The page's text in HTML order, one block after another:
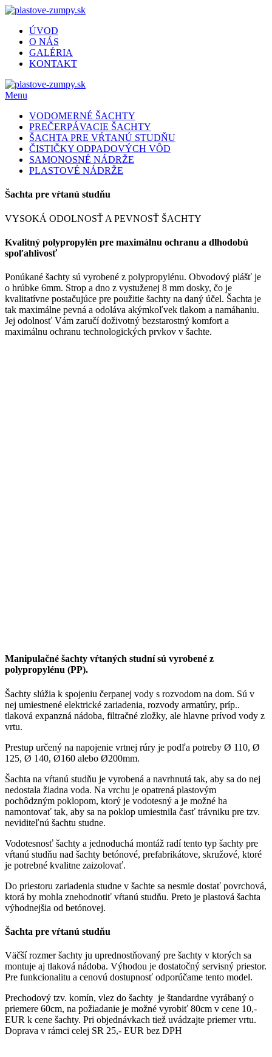
ÚVOD
O NÁS
GALÉRIA
KONTAKT
Menu
VODOMERNÉ ŠACHTY
PREČERPÁVACIE ŠACHTY
ŠACHTA PRE VŔTANÚ STUDŇU
ČISTIČKY ODPADOVÝCH VÔD
SAMONOSNÉ NÁDRŽE
PLASTOVÉ NÁDRŽE
Šachta pre vŕtanú studňu
VYSOKÁ ODOLNOSŤ A PEVNOSŤ ŠACHTY
Kvalitný polypropylén pre maximálnu ochranu a dlhodobú
spoľahlivosť
Ponúkané šachty sú vyrobené z polypropylénu. Obvodový plášť je
o hrúbke 6mm. Strop a dno z vystuženej 8 mm dosky, čo je
kvalitatívne postačujúce pre použitie šachty na daný účel. Šachta je
tak maximálne pevná a odoláva akýmkoľvek tlakom a namáhaniu.
Jej odolnosť Vám zaručí doživotný bezstarostný komfort a
maximálnu ochranu technologických prvkov v šachte.
Manipulačné šachty vŕtaných studní sú vyrobené z
polypropylénu (PP).
Šachty slúžia k spojeniu čerpanej vody s rozvodom na dom. Sú v
nej umiestnené elektrické zariadenia, rozvody armatúry, príp..
tlaková expanzná nádoba, filtračné zložky, ale hlavne prívod vody z
vrtu.
Prestup určený na napojenie vrtnej rúry je podľa potreby Ø 110, Ø
125, Ø 140, Ø160 alebo Ø200mm.
Šachta na vŕtanú studňu je vyrobená a navrhnutá tak, aby sa do nej
nedostala žiadna voda. Na vrchu je opatrená plastovým
pochôdzným poklopom, ktorý je vodotesný a je možné ha
namontovať tak, aby sa na poklop umiestnila časť trávniku pre tzv.
neviditeľnú šachtu studne.
Vodotesnosť šachty a jednoduchá montáž radí tento typ šachty pre
vŕtanú studňu nad šachty betónové, prefabrikátove, skružové, ktoré
je potrebné kvalitne zaizolovať.
Do priestoru zariadenia studne v šachte sa nesmie dostať povrchová,
ktorá by mohla znehodnotiť vŕtanú studňu. Preto je plastová šachta
výhodnejšia od betónovej.
Šachta pre vŕtanú studňu
Väčší rozmer šachty ju uprednostňovaný pre šachty v ktorých sa
montuje aj tlaková nádoba. Výhodou je dostatočný servisný priestor.
Pre funkcionalitu a cenovú dostupnosť odporúčame tento model.
Prechodový tzv. komín, vlez do šachty je štandardne vyrábaný o
priemere 60cm, na požiadanie je možné vyrobiť 80cm v cene 10,-
EUR k cene šachty. Pri objednávkach tiež uvádzajte priemer vrtu.
Doprava v rámci celej SR 25,- EUR bez DPH